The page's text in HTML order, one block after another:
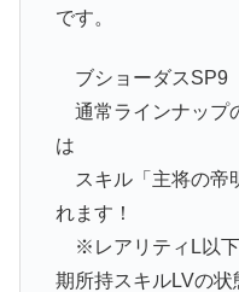
です。
ブショーダスSP9
通常ラインナップ
は
スキル「主将の帝
れます！
※レアリティL以下
期所持スキルLVの状